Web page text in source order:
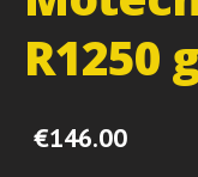
R1250
€146.00